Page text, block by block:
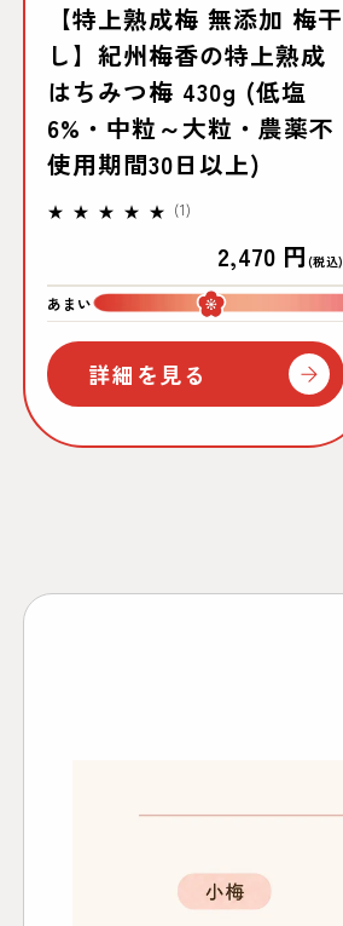
【特上熟成梅 無添加 梅干
し】紀州梅香の特上熟成
はちみつ梅 430g (低塩
6%・中粒～大粒・農薬不
使用期間30日以上)
(1)
ュ
ー
数
合
通
常
価
2,470 円 (税込)
あまい
詳細を見る